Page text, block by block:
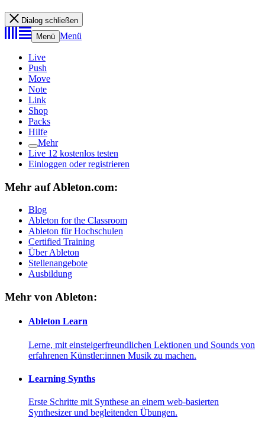
Dialog schließen
Menü Menü
Live
Push
Move
Note
Link
Shop
Packs
Hilfe
Mehr
Live 12 kostenlos testen
Einloggen oder registrieren
Mehr auf Ableton.com:
Blog
Ableton for the Classroom
Ableton für Hochschulen
Certified Training
Über Ableton
Stellenangebote
Ausbildung
Mehr von Ableton:
Ableton Learn
Lerne, mit einsteigerfreundlichen Lektionen und Sounds von
erfahrenen Künstler:innen Musik zu machen.
Learning Synths
Erste Schritte mit Synthese an einem web-basierten
Synthesizer und begleitenden Übungen.